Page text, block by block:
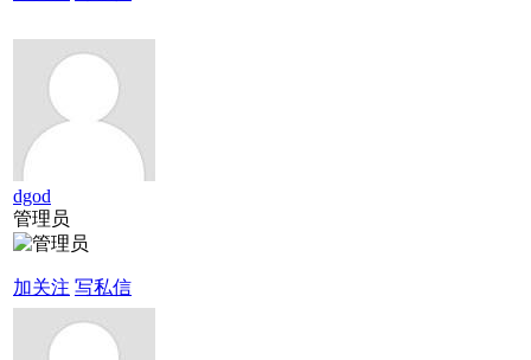
dgod
管理员
加关注 写私信